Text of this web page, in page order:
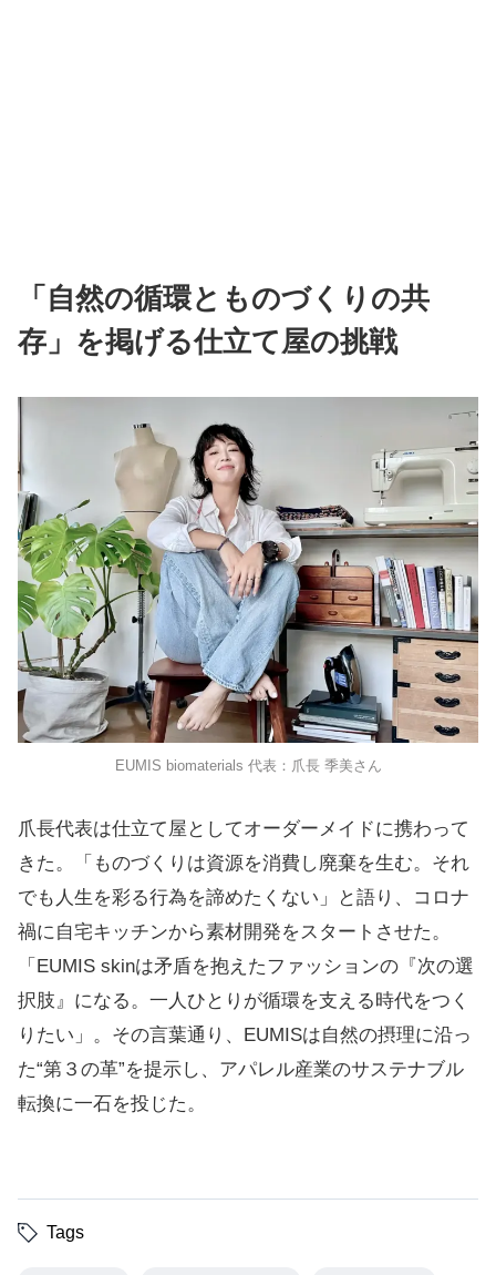
「自然の循環とものづくりの共
存」を掲げる仕立て屋の挑戦
EUMIS biomaterials 代表：爪長 季美さん
爪長代表は仕立て屋としてオーダーメイドに携わって
きた。「ものづくりは資源を消費し廃棄を生む。それ
でも人生を彩る行為を諦めたくない」と語り、コロナ
禍に自宅キッチンから素材開発をスタートさせた。
「EUMIS skinは矛盾を抱えたファッションの『次の選
択肢』になる。一人ひとりが循環を支える時代をつく
りたい」。その言葉通り、EUMISは自然の摂理に沿っ
た“第３の革”を提示し、アパレル産業のサステナブル
転換に一石を投じた。
Tags